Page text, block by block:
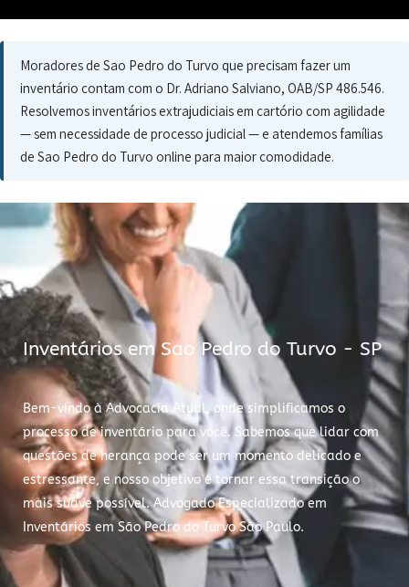
Moradores de Sao Pedro do Turvo que precisam fazer um
inventário contam com o Dr. Adriano Salviano, OAB/SP 486.546.
Resolvemos inventários extrajudiciais em cartório com agilidade
— sem necessidade de processo judicial — e atendemos famílias
de Sao Pedro do Turvo online para maior comodidade.
Inventários em Sao Pedro do Turvo - SP
Bem-vindo à Advocacia Atual, onde simplificamos o
processo de inventário para você. Sabemos que lidar com
questões de herança pode ser um momento delicado e
estressante, e nosso objetivo é tornar essa transição o
mais suave possível. Advogado Especializado em
Inventários em São Pedro do Turvo São Paulo.